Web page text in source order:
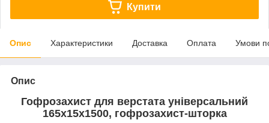
Купити
Опис Характеристики Доставка Оплата Умови
Опис
Гофрозахист для верстата універсальний
165х15х1500, гофрозахист-шторка